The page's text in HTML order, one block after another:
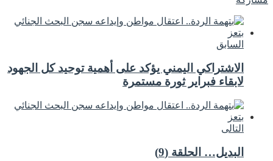
السابق
الاشتراكي اليمني يؤكد على أهمية توحيد كل الجهود
لابقاء فبراير ثورة مستمرة
التالى
البديل… الحلقة (9)